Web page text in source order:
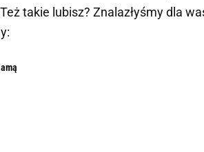
takie lubisz? Znalazłyśmy dla